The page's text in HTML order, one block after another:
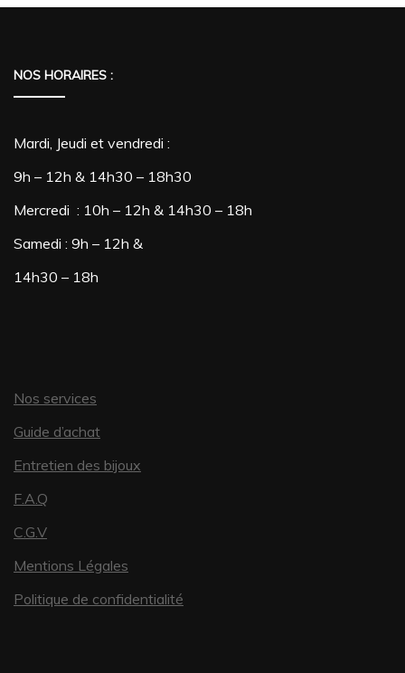
sur
options
peuvent
être
choisies
NOS HORAIRES :
Mardi, Jeudi et vendredi :
9h – 12h & 14h30 – 18h30
Mercredi : 10h – 12h & 14h30 – 18h
Samedi : 9h – 12h &
14h30 – 18h
Nos services
Guide d’achat
Entretien des bijoux
F.A.Q
C.G.V
Mentions Légales
Politique de confidentialité